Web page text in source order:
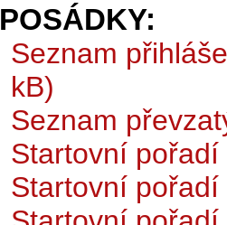
POSÁDKY:
Seznam
kB)
Seznam
Startovní
Startovní pořadí